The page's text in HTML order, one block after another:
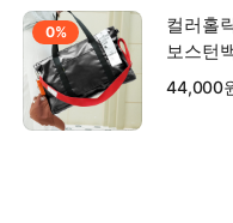
0%
컬러홀
보스턴
44,000